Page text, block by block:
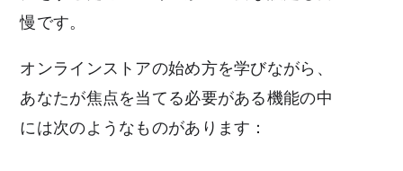
慢です。
オンラインストアの始め方を学びながら、
あなたが焦点を当てる必要がある機能の中
には次のようなものがあります：